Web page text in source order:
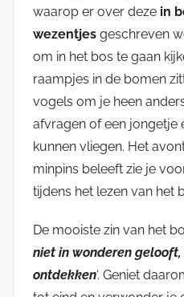
waarop er over deze in
wezentjes geschreven
om in het bos te gaan
raampjes in de bomen
vogels om je heen
afvragen of een jongetje
kunnen vliegen. Het
minpins beleeft zie je
tijdens het lezen van het
De mooiste zin van het
niet in wonderen
ontdekken‘. Geniet